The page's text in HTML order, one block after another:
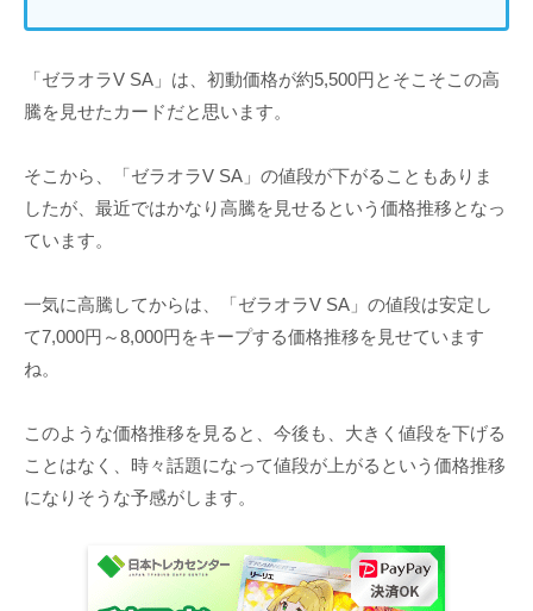
「ゼラオラV SA」は、初動価格が約5,500円とそこそこの高
騰を見せたカードだと思います。
そこから、「ゼラオラV SA」の値段が下がることもありま
したが、最近ではかなり高騰を見せるという価格推移となっ
ています。
一気に高騰してからは、「ゼラオラV SA」の値段は安定し
て7,000円～8,000円をキープする価格推移を見せています
ね。
このような価格推移を見ると、今後も、大きく値段を下げる
ことはなく、時々話題になって値段が上がるという価格推移
になりそうな予感がします。